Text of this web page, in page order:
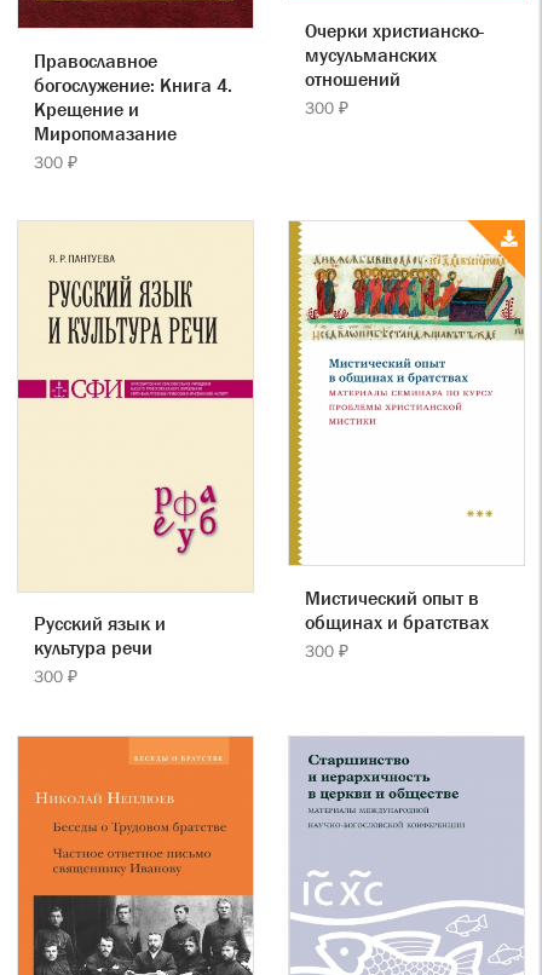
Православное
богослужение: Книга 4.
Крещение и
Миропомазание
300 ₽
Очерки христианско-
мусульманских
отношений
300 ₽
Русский язык и
культура речи
300 ₽
Мистический опыт в
общинах и братствах
300 ₽